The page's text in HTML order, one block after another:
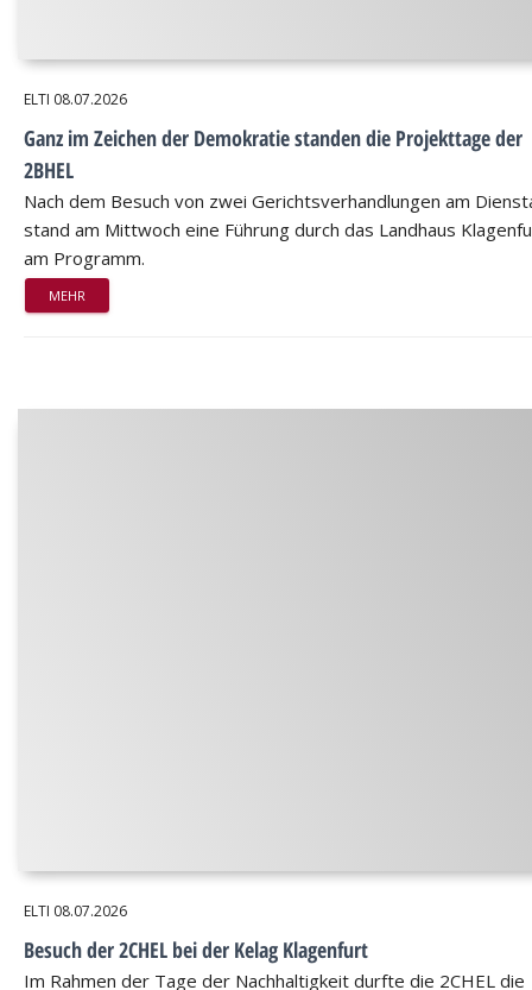
ELTI 08.07.2026
Ganz im Zeichen der Demokratie standen die Projekttage der
2BHEL
Nach dem Besuch von zwei Gerichtsverhandlungen am
stand am Mittwoch eine Führung durch das Landhaus
am Programm.
MEHR
ELTI 08.07.2026
Besuch der 2CHEL bei der Kelag Klagenfurt
Im Rahmen der Tage der Nachhaltigkeit durfte die 2CHEL die